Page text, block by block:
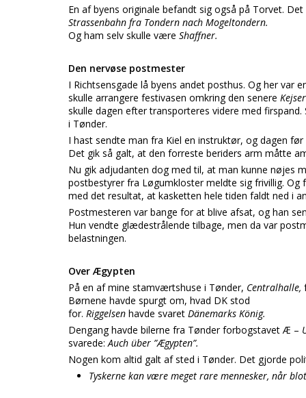
En af byens originale befandt sig også på Torvet.
Strassenbahn fra Tondern nach Mogeltondern.
Og ham selv skulle være Shaffner.
Den nervøse postmester
I Richtsensgade lå byens andet posthus. Og her var
skulle arrangere festivasen omkring den senere
skulle dagen efter transporteres videre med firspand.
i Tønder.
I hast sendte man fra Kiel en instruktør, og dagen
Det gik så galt, at den forreste beriders arm måtte
Nu gik adjudanten dog med til, at man kunne nøjes
postbestyrer fra Løgumkloster meldte sig frivillig.
med det resultat, at kasketten hele tiden faldt ned i
Postmesteren var bange for at blive afsat, og han
Hun vendte glædestrålende tilbage, men da var
belastningen.
Over Ægypten
På en af mine stamværtshuse i Tønder, Centralhalle,
Børnene havde spurgt om, hvad DK stod
for. Riggelsen havde svaret Dänemarks König.
Dengang havde bilerne fra Tønder forbogstavet Æ –
svarede:Auch über ”Ægypten”.
Nogen kom altid galt af sted i Tønder. Det gjorde
Tyskerne kan være meget rare mennesker, når